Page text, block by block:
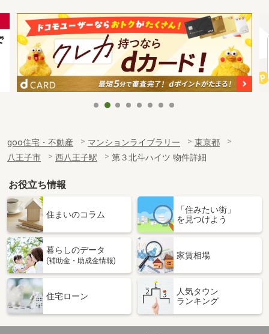
goo住宅・不動産 マンションライブラリー
東京都
八王子市
西八王子駅 第３北斗ハイツ 物件詳細
お役立ち情報
住まいのコラム
「住みたい街」
を見つけよう
暮らしのデータ
(補助金・助成金情報)
家賃相場
住宅ローン
人気タウン
ランキング